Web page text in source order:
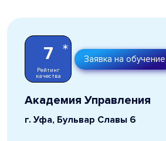
7 *
Рейтинг
качества
Академия Управления
г. Уфа, Бульвар Славы 6
Заявка на обучение